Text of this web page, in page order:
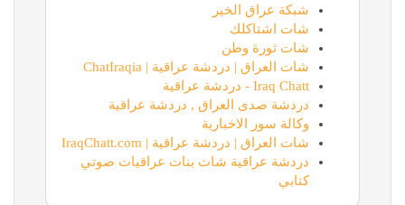
شبكة عراق الخير
شات اشتاكلك
شات ثورة وطن
شات العراق | دردشة عراقية | ChatIraqia
Iraq Chatt - دردشة عراقية
دردشة صدى العراق , دردشة عراقية
وكالة سور الاخبارية
شات العراق | دردشة عراقية | IraqChatt.com
دردشة عراقية شات بنات عراقيات صوتي
كتابي